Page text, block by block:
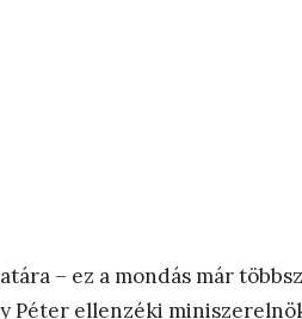
– ez a mondás már
Péter ellenzéki